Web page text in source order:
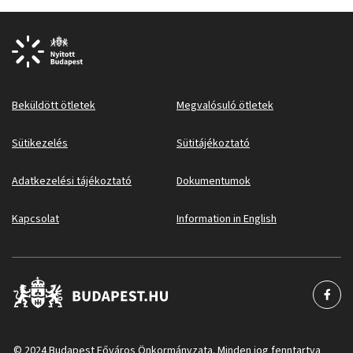
Beküldött ötletek Megvalósuló ötletek
Sütikezelés Sütitájékoztató
Adatkezelési tájékoztató Dokumentumok
Kapcsolat Information in English